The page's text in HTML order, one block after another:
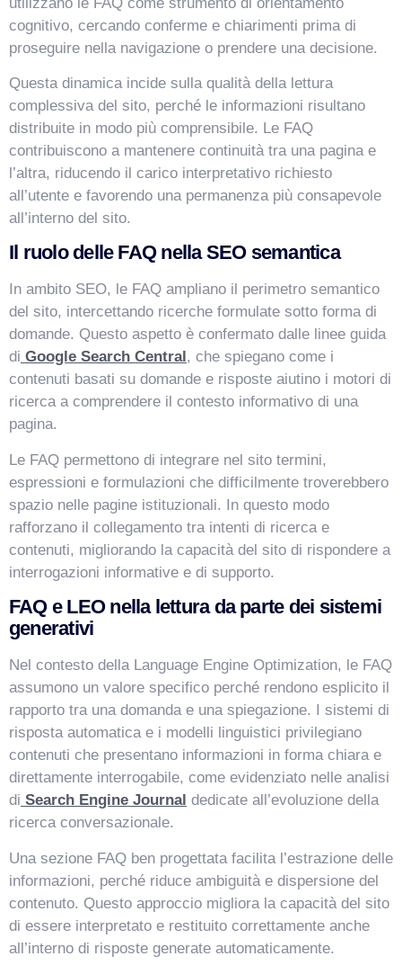
cognitivo, cercando conferme e chiarimenti prima di
proseguire nella navigazione o prendere una decisione.
Questa dinamica incide sulla qualità della lettura
complessiva del sito, perché le informazioni risultano
distribuite in modo più comprensibile. Le FAQ
contribuiscono a mantenere continuità tra una pagina e
l’altra, riducendo il carico interpretativo richiesto
all’utente e favorendo una permanenza più consapevole
all’interno del sito.
Il ruolo delle FAQ nella SEO semantica
In ambito SEO, le FAQ ampliano il perimetro semantico
del sito, intercettando ricerche formulate sotto forma di
domande. Questo aspetto è confermato dalle linee guida
di Google Search Central , che spiegano come i
contenuti basati su domande e risposte aiutino i motori di
ricerca a comprendere il contesto informativo di una
pagina.
Le FAQ permettono di integrare nel sito termini,
espressioni e formulazioni che difficilmente troverebbero
spazio nelle pagine istituzionali. In questo modo
rafforzano il collegamento tra intenti di ricerca e
contenuti, migliorando la capacità del sito di rispondere a
interrogazioni informative e di supporto.
FAQ e LEO nella lettura da parte dei sistemi
generativi
Nel contesto della Language Engine Optimization, le FAQ
assumono un valore specifico perché rendono esplicito il
rapporto tra una domanda e una spiegazione. I sistemi di
risposta automatica e i modelli linguistici privilegiano
contenuti che presentano informazioni in forma chiara e
direttamente interrogabile, come evidenziato nelle analisi
di Search Engine Journal dedicate all’evoluzione della
ricerca conversazionale.
Una sezione FAQ ben progettata facilita l’estrazione delle
informazioni, perché riduce ambiguità e dispersione del
contenuto. Questo approccio migliora la capacità del sito
di essere interpretato e restituito correttamente anche
all’interno di risposte generate automaticamente.
Salve! Sono VismarChat, l'agente AI di Vismarcorp. In